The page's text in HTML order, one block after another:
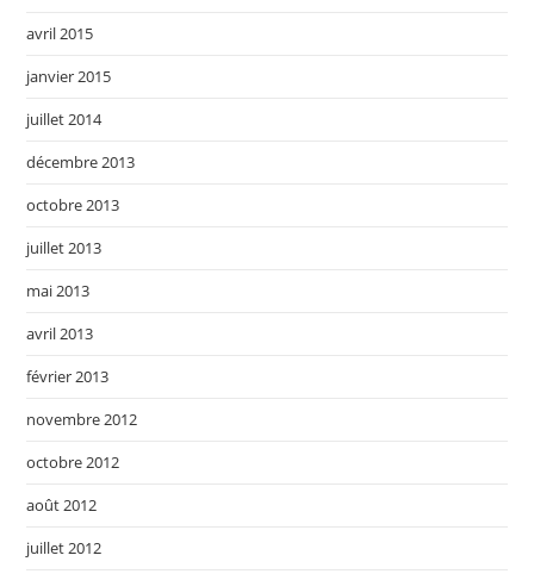
avril 2015
janvier 2015
juillet 2014
décembre 2013
octobre 2013
juillet 2013
mai 2013
avril 2013
février 2013
novembre 2012
octobre 2012
août 2012
juillet 2012